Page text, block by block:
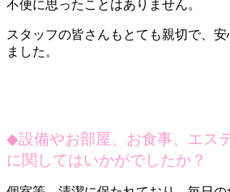
不便に思ったことはありません。
スタッフの皆さんもとても親切で、
ました。
◆設備やお部屋、お食事、エス
に関してはいかがでしたか？